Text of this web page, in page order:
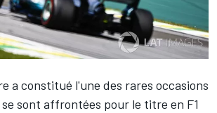
a constitué l'une des rares occasions
sont affrontées pour le titre en F1